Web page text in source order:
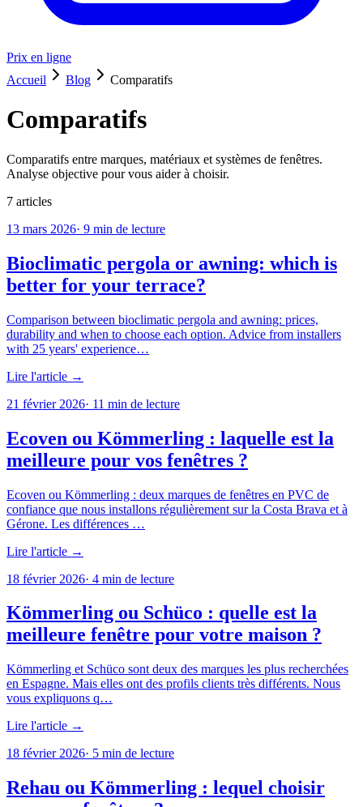
Prix en ligne
Accueil
Blog Comparatifs
Comparatifs
Comparatifs entre marques, matériaux et systèmes de fenêtres.
Analyse objective pour vous aider à choisir.
7 articles
13 mars 2026· 9 min de lecture
Bioclimatic pergola or awning: which is
better for your terrace?
Comparison between bioclimatic pergola and awning: prices,
durability and when to choose each option. Advice from installers
with 25 years' experience…
Lire l'article →
21 février 2026· 11 min de lecture
Ecoven ou Kömmerling : laquelle est la
meilleure pour vos fenêtres ?
Ecoven ou Kömmerling : deux marques de fenêtres en PVC de
confiance que nous installons régulièrement sur la Costa Brava et à
Gérone. Les différences …
Lire l'article →
18 février 2026· 4 min de lecture
Kömmerling ou Schüco : quelle est la
meilleure fenêtre pour votre maison ?
Kömmerling et Schüco sont deux des marques les plus recherchées
en Espagne. Mais elles ont des profils clients très différents. Nous
vous expliquons q…
Lire l'article →
18 février 2026· 5 min de lecture
Rehau ou Kömmerling : lequel choisir